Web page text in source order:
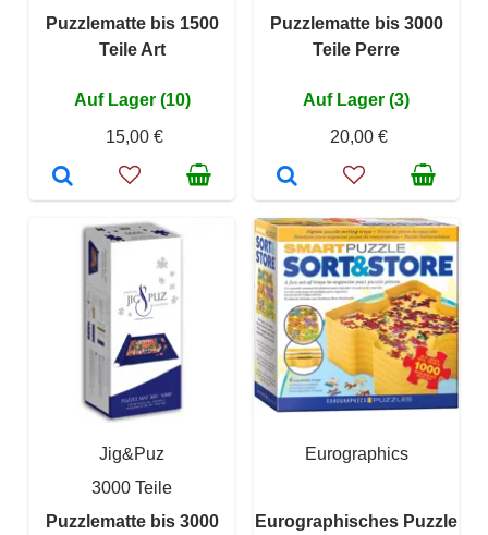
Puzzlematte bis 1500
Teile Art
Auf Lager (10)
15,00 €
Puzzlematte bis 3000
Teile Perre
Auf Lager (3)
20,00 €
Jig&Puz
3000 Teile
Puzzlematte bis 3000
Eurographics
Eurographisches Puzzle